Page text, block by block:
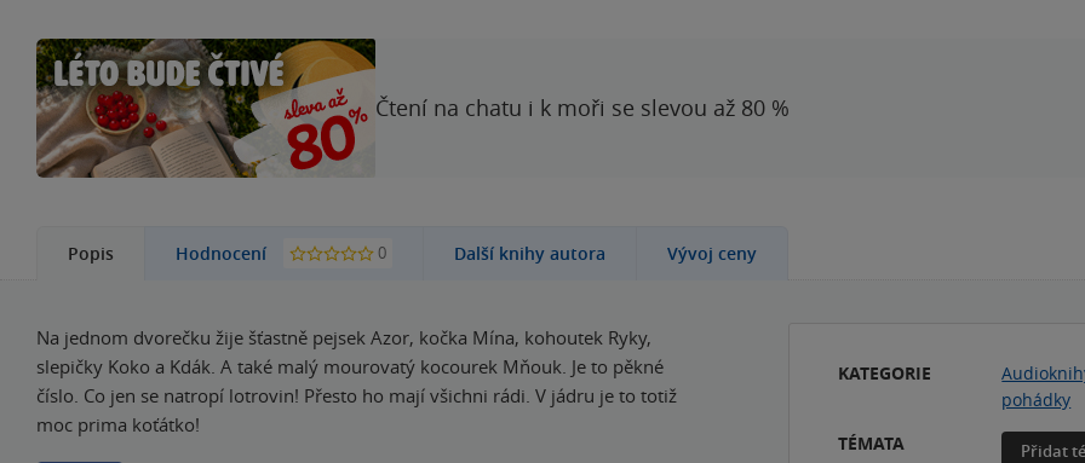
Čtení na chatu i k moři se slevou až 80 %
Popis Hodnocení 0 Další knihy autora Vývoj ceny
Na jednom dvorečku žije šťastně pejsek Azor, kočka Mína, kohoutek Ryky,
slepičky Koko a Kdák. A také malý mourovatý kocourek Mňouk. Je to pěkné
číslo. Co jen se natropí lotrovin! Přesto ho mají všichni rádi. V jádru je to totiž
moc prima koťátko!
KATEGORIE
pohádky
TÉMATA
Přidat